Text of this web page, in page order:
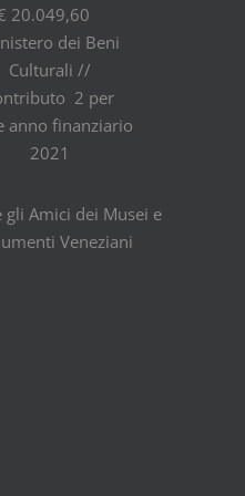
20.049,60
dei Beni
Culturali //
2 per
anno finanziario
2021
gli Amici dei Musei e
Veneziani